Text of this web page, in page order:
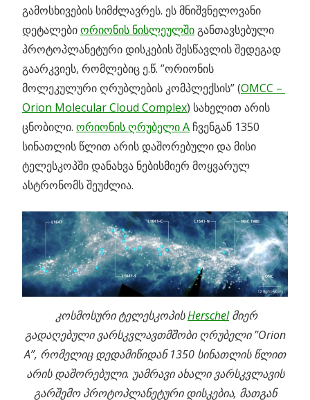
გამოსხივების სიმძლავრეს. ეს მნიშვნელოვანი
დეტალებიორიონის ნისლეულშიგანთავსებული
პროტოპლანეტური დისკების შესწავლის შედეგად
გაარკვიეს, რომლებიც ე.წ. ”ორიონის
მოლეკულური ღრუბლების კომპლექსის” (OMCC –
Orion Molecular Cloud Complex) სახელით არის
ცნობილი. ორიონის ღრუბელი A ჩვენგან 1350
სინათლის წლით არის დაშორებული და მისი
ტელესკოპში დანახვა ნებისმიერ მოყვარულ
ასტრონომს შეუძლია.
კოსმოსური ტელესკოპისHerschelმიერ
გადაღებული ვარსკვლავთმშობი ღრუბელი ”Orion
A”, რომელიც დედამიწიდან 1350 სინათლის წლით
არის დაშორებული. უამრავი ახალი ვარსკვლავის
გარშემო პროტოპლანეტური დისკებია, მათგან